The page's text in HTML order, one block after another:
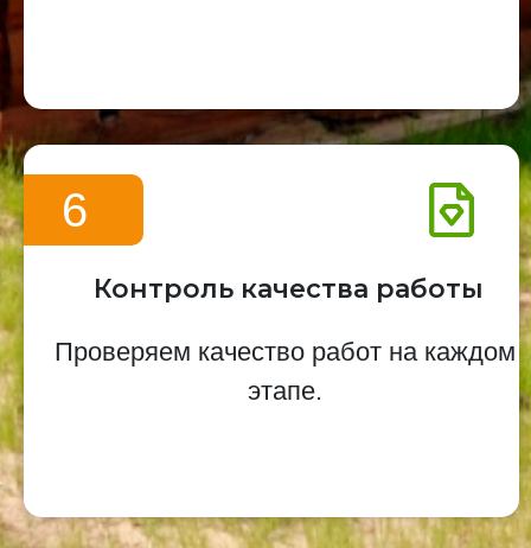
6
Контроль качества работы
Проверяем качество работ на каждом
этапе.